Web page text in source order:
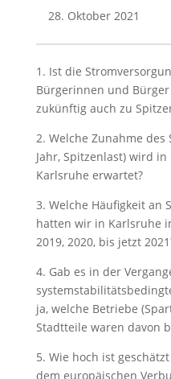
28. Oktober 2021
1. Ist die
Bürgerinnen und
zukünftig auch zu
2. Welche Zunahme
Jahr, Spitzenlast) wird
Karlsruhe erwartet?
3. Welche Häufigkeit an
hatten wir in Karlsruhe
2019, 2020, bis jetzt
4. Gab es in der
ja, welche Betriebe
Stadtteile waren davon
5. Wie hoch ist
dem europäischen